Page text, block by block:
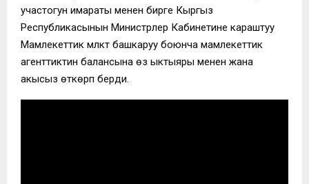
участогун имараты менен бирге Кыргыз
Республикасынын Министрлер Кабинетине караштуу
Мамлекеттик мүлктү башкаруу боюнча мамлекеттик
агенттиктин балансына өз ыктыяры менен жана
акысыз өткөрүп берди.